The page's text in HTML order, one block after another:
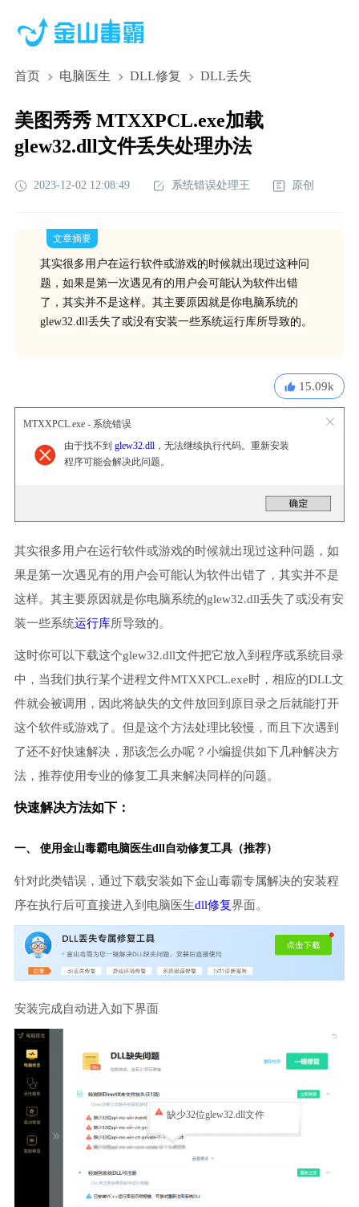
首页 电脑医生 DLL修复 DLL丢失
美图秀秀 MTXXPCL.exe加载
glew32.dll文件丢失处理办法
2023-12-02 12:08:49 系统错误处理王 原创
文章摘要
其实很多用户在运行软件或游戏的时候就出现过这种问
题，如果是第一次遇见有的用户会可能认为软件出错
了，其实并不是这样。其主要原因就是你电脑系统的
glew32.dll丢失了或没有安装一些系统运行库所导致的。
15.09k
MTXXPCL.exe - 系统错误
由于找不到 glew32.dll，无法继续执行代码。重新安装
程序可能会解决此问题。
其实很多用户在运行软件或游戏的时候就出现过这种问题，如
果是第一次遇见有的用户会可能认为软件出错了，其实并不是
这样。其主要原因就是你电脑系统的glew32.dll丢失了或没有安
装一些系统运行库所导致的。
这时你可以下载这个glew32.dll文件把它放入到程序或系统目录
中，当我们执行某个进程文件MTXXPCL.exe时，相应的DLL文
件就会被调用，因此将缺失的文件放回到原目录之后就能打开
这个软件或游戏了。但是这个方法处理比较慢，而且下次遇到
了还不好快速解决，那该怎么办呢？小编提供如下几种解决方
法，推荐使用专业的修复工具来解决同样的问题。
快速解决方法如下：
一、 使用金山毒霸电脑医生dll自动修复工具（推荐）
针对此类错误，通过下载安装如下金山毒霸专属解决的安装程
序在执行后可直接进入到电脑医生dll修复界面。
安装完成自动进入如下界面
缺少32位glew32.dll文件